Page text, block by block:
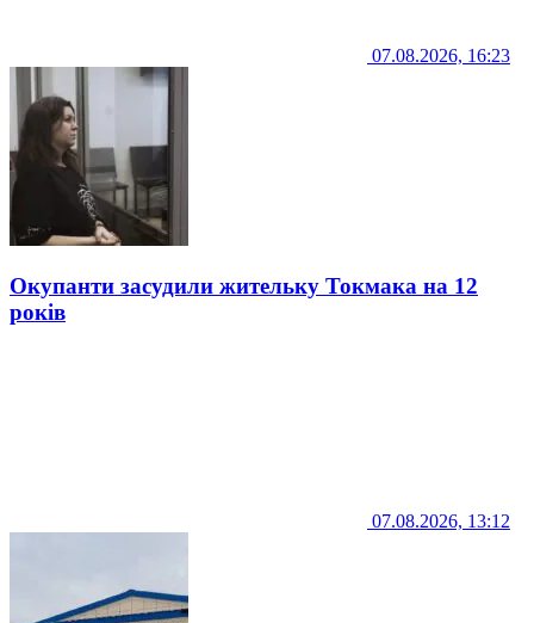
07.08.2026, 16:23
Окупанти засудили жительку Токмака на 12
років
07.08.2026, 13:12